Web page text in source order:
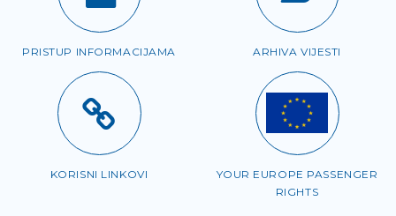
PRISTUP INFORMACIJAMA ARHIVA VIJESTI
KORISNI LINKOVI
YOUR EUROPE PASSENGER
RIGHTS